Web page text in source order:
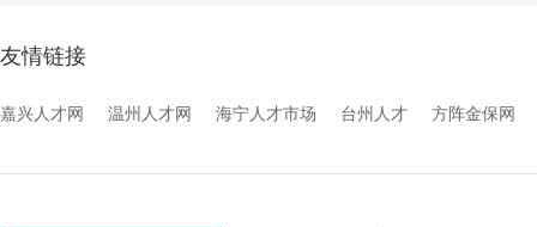
友情链接
嘉兴人才网 温州人才网 海宁人才市场 台州人才 方阵金保网